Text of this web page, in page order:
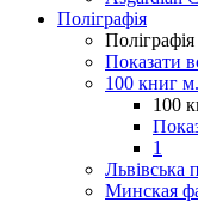
Поліграфія
Поліграфія
Показати
100 книг
100
1
Львівська
Минская